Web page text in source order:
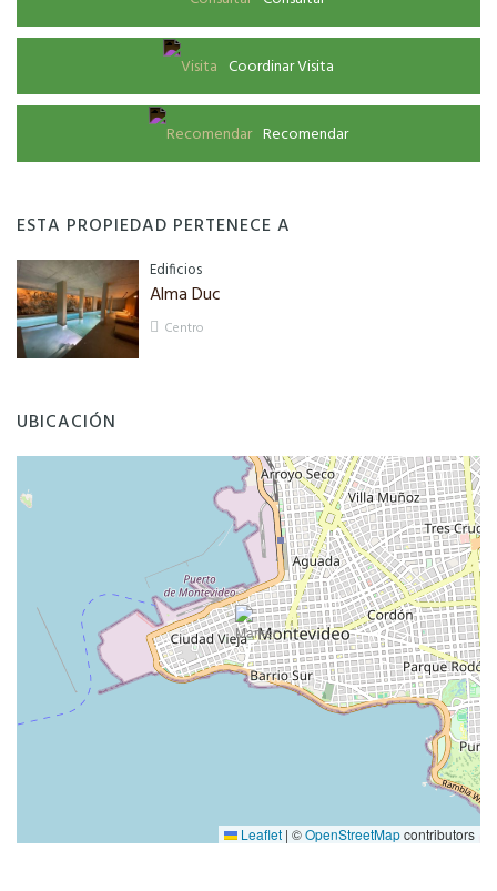
Coordinar Visita
Recomendar
ESTA PROPIEDAD PERTENECE A
Edificios
Alma Duc
Centro
UBICACIÓN
Leaflet | ©OpenStreetMapcontributors